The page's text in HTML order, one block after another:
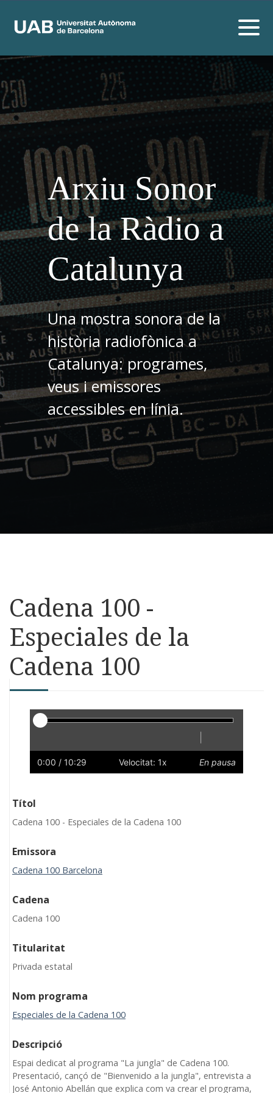
Arxiu Sonor
de la Ràdio a
Catalunya
Una mostra sonora de la
història radiofònica a
Catalunya: programes,
veus i emissores
accessibles en línia.
Cadena 100 -
Especiales de la
Cadena 100
Reproductor
Lent
0:00 / 10:29 Velocitat: 1x En pausa
Títol
Cadena 100 - Especiales de la Cadena 100
Emissora
Cadena 100 Barcelona
Cadena
Cadena 100
Titularitat
Privada estatal
Nom programa
Especiales de la Cadena 100
Descripció
Espai dedicat al programa "La jungla" de Cadena 100.
Presentació, cançó de "Bienvenido a la jungla", entrevista a
José Antonio Abellán que explica com va crear el programa,